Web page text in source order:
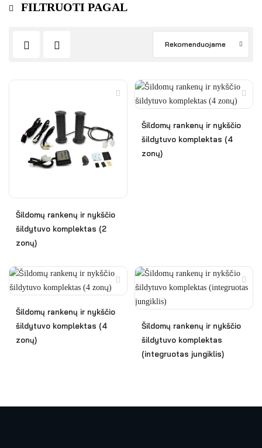
FILTRUOTI PAGAL
Rekomenduojame
Šildomų rankenų ir nykščio
šildytuvo komplektas (2
zonų)
Šildomų rankenų ir nykščio
šildytuvo komplektas (4
zonų)
Šildomų rankenų ir nykščio
šildytuvo komplektas (4
zonų)
Šildomų rankenų ir nykščio
šildytuvo komplektas
(integruotas jungiklis)